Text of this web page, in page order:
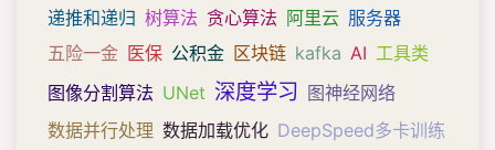
递推和递归 树算法 贪心算法 阿里云 服务器
五险一金 医保 公积金 区块链 kafka AI 工具类
图像分割算法 UNet 深度学习 图神经网络
数据并行处理 数据加载优化 DeepSpeed多卡训练